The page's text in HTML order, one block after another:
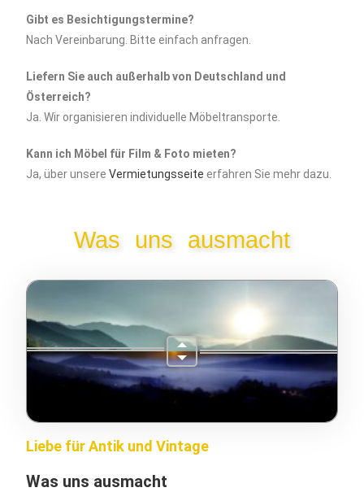
Gibt es Besichtigungstermine?
Nach Vereinbarung. Bitte einfach anfragen.
Liefern Sie auch außerhalb von Deutschland und
Österreich?
Ja. Wir organisieren individuelle Möbeltransporte.
Kann ich Möbel für Film & Foto mieten?
Ja, über unsereVermietungsseiteerfahren Sie mehr dazu.
Was uns ausmacht
Liebe für Antik und Vintage
Was uns ausmacht